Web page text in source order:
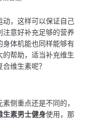
动，这样可以保证自己
注意好补充足够的营养
身体机能也同样能够有
的帮助，适当补充维生
维生素呢？
侧重点还是不同的，
生素男士健身使用，那